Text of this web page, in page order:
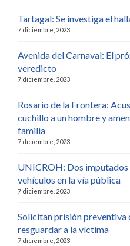
Tartagal: Se investiga el
7 diciembre, 2023
Avenida del Carnaval: El
veredicto
7 diciembre, 2023
Rosario de la Frontera:
cuchillo a un hombre y
familia
7 diciembre, 2023
UNICROH: Dos
vehículos en la vía pública
7 diciembre, 2023
Solicitan prisión preventiva
resguardar a la víctima
7 diciembre, 2023